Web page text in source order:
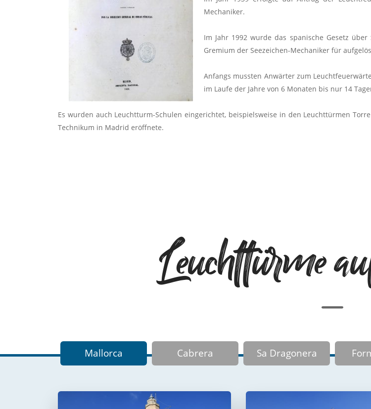
Mechaniker.
Im Jahr 1992 wurde das spanische Gesetz
Gremium der Seezeichen-Mechaniker für
Anfangs mussten Anwärter zum
im Laufe der Jahre von 6 Monaten bis nur 14
Es wurden auch Leuchtturm-Schulen eingerichtet, beispielsweise in den Leuchttürmen
Technikum in Madrid eröffnete.
Leuchttürme
Mallorca Cabrera Sa Dragonera